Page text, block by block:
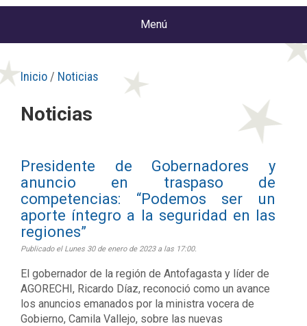
Menú
Inicio / Noticias
Noticias
Presidente de Gobernadores y
anuncio en traspaso de
competencias: “Podemos ser un
aporte íntegro a la seguridad en las
regiones”
Publicado el Lunes 30 de enero de 2023 a las 17:00.
El gobernador de la región de Antofagasta y líder de
AGORECHI, Ricardo Díaz, reconoció como un avance
los anuncios emanados por la ministra vocera de
Gobierno, Camila Vallejo, sobre las nuevas